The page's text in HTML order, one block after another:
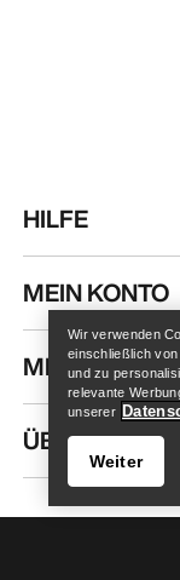
Store finden
HILFE
MEIN KONTO
MEHR
ÜBER UNS
Wir verwenden
einschließlich
und zu
relevante
unserer
Weiter